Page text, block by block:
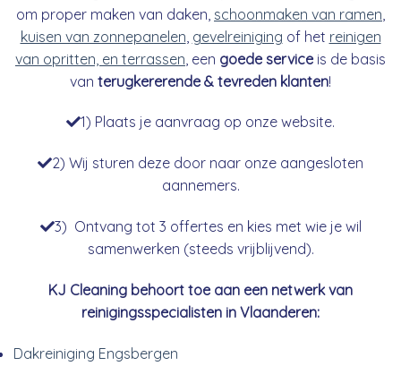
om proper maken van daken, schoonmaken van ramen
kuisen van zonnepanelen gevelreiniging of het reinigen
van opritten, en terrassen , een goede serviceis de basis
van terugkererende & tevreden klanten!
1) Plaats je aanvraag op onze website.
2) Wij sturen deze door naar onze aangesloten
aannemers.
3) Ontvang tot 3 offertes en kies met wie je wil
samenwerken (steeds vrijblijvend).
KJ Cleaning behoort toe aan een netwerk van
reinigingsspecialisten in Vlaanderen:
Dakreiniging Engsbergen